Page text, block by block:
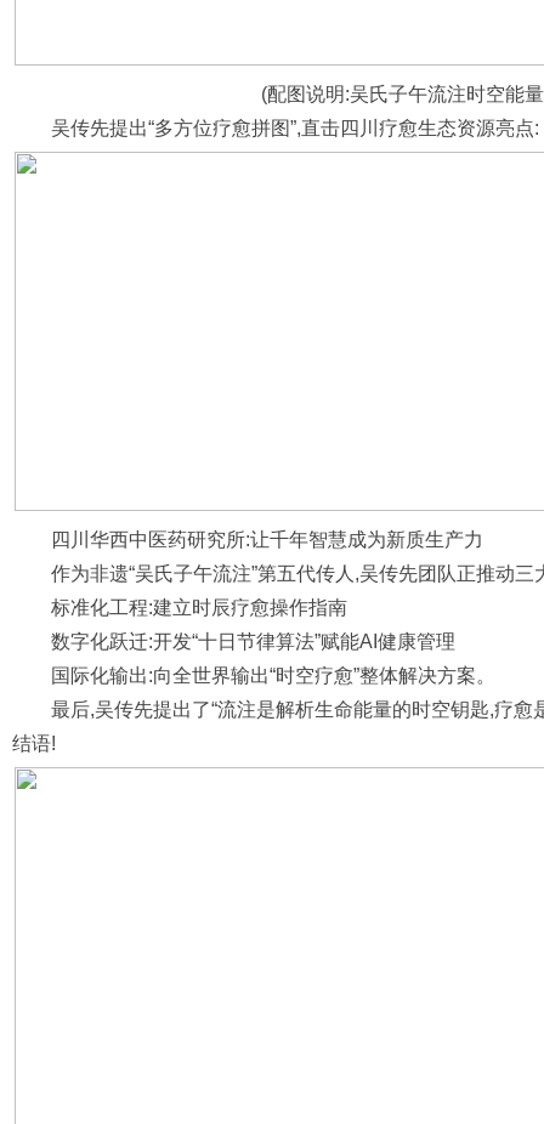
(配图说明:吴氏子午流注时空能
吴传先提出“多方位疗愈拼图”,直击四川疗愈生态资源亮点:
四川华西中医药研究所:让千年智慧成为新质生产力
作为非遗“吴氏子午流注”第五代传人,吴传先团队正推动三
标准化工程:建立时辰疗愈操作指南
数字化跃迁:开发“十日节律算法”赋能AI健康管理
国际化输出:向全世界输出“时空疗愈”整体解决方案。
最后,吴传先提出了“流注是解析生命能量的时空钥匙,疗愈
结语!